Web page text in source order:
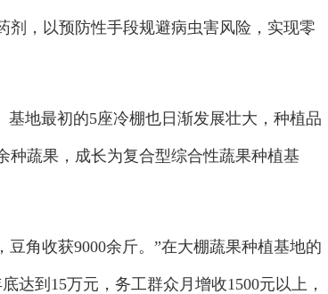
剂，以预防性手段规避病虫害风险，实现零
地最初的5座冷棚也日渐发展壮大，种植品
种蔬果，成长为复合型综合性蔬果种植基
角收获9000余斤。”在大棚蔬果种植基地的
达到15万元，务工群众月增收1500元以上，